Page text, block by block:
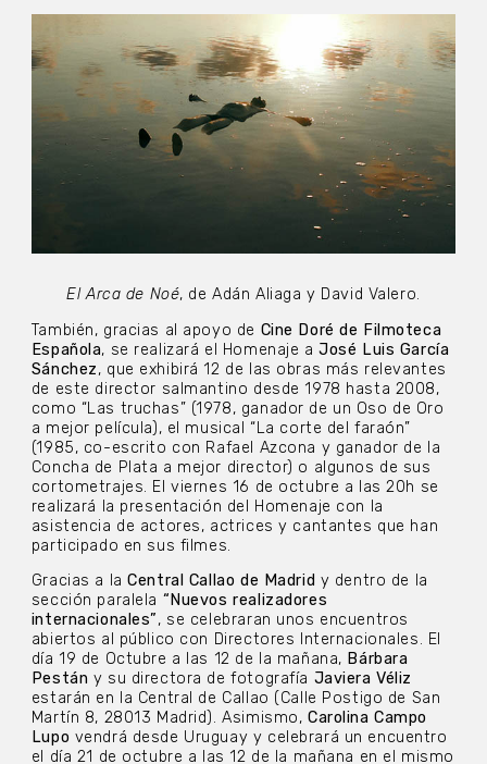
El Arca de Noé, de Adán Aliaga y David Valero.
También, gracias al apoyo de Cine Doré de Filmoteca
Española, se realizará el Homenaje aJosé Luis García
Sánchez, que exhibirá 12 de las obras más relevantes
de este director salmantino desde 1978 hasta 2008,
como “Las truchas” (1978, ganador de un Oso de Oro
a mejor película), el musical “La corte del faraón”
(1985, co-escrito con Rafael Azcona y ganador de la
Concha de Plata a mejor director) o algunos de sus
cortometrajes. El viernes 16 de octubre a las 20h se
realizará la presentación del Homenaje con la
asistencia de actores, actrices y cantantes que han
participado en sus filmes.
Gracias a laCentral Callao de Madrid y dentro de la
sección paralela “Nuevos realizadores
internacionales”, se celebraran unos encuentros
abiertos al público con Directores Internacionales. El
día 19 de Octubre a las 12 de la mañana, Bárbara
Pestán y su directora de fotografía Javiera Véliz
estarán en la Central de Callao (Calle Postigo de San
Martín 8, 28013 Madrid). Asimismo, Carolina Campo
Lupo vendrá desde Uruguay y celebrará un encuentro
el día 21 de octubre a las 12 de la mañana en el mismo